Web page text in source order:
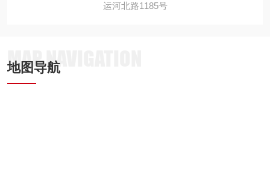
运河北路1185号
MAP NAVIGATION
地图导航